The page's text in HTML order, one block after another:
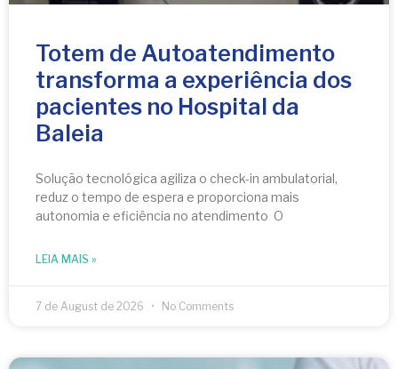
Totem de Autoatendimento
transforma a experiência dos
pacientes no Hospital da
Baleia
Solução tecnológica agiliza o check-in ambulatorial,
reduz o tempo de espera e proporciona mais
autonomia e eficiência no atendimento O
LEIA MAIS »
7 de August de 2026 No Comments